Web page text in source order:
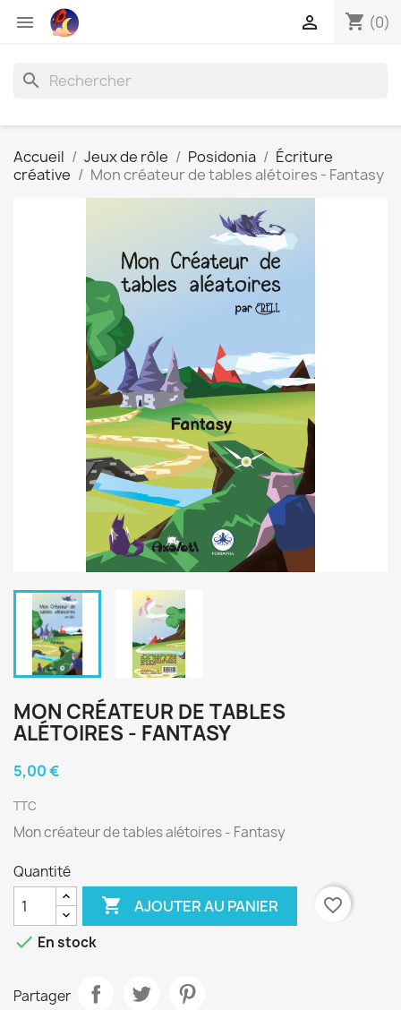
 shopping_cart (0)

search
Accueil Jeux de rôle Posidonia
Écriture
créative
Mon créateur de tables alétoires - Fantasy
MON CRÉATEUR DE TABLES
ALÉTOIRES - FANTASY
5,00 €
TTC
Mon créateur de tables alétoires - Fantasy
Quantité
 AJOUTER AU PANIER
favorite_border
 En stock
Partager